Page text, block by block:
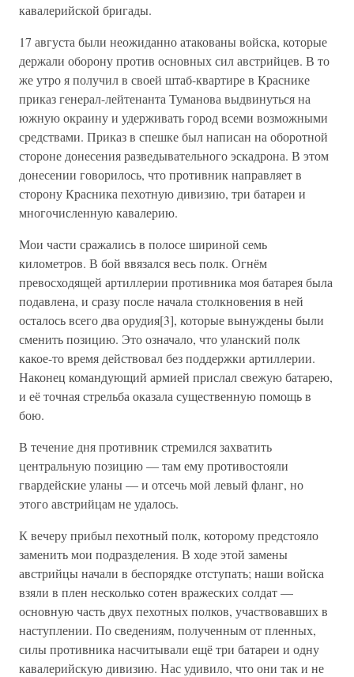
кавалерийской бригады.
17 августа были неожиданно атакованы войска, которые
держали оборону против основных сил австрийцев. В то
же утро я получил в своей штаб-квартире в Краснике
приказ генерал-лейтенанта Туманова выдвинуться на
южную окраину и удерживать город всеми возможными
средствами. Приказ в спешке был написан на оборотной
стороне донесения разведывательного эскадрона. В этом
донесении говорилось, что противник направляет в
сторону Красника пехотную дивизию, три батареи и
многочисленную кавалерию.
Мои части сражались в полосе шириной семь
километров. В бой ввязался весь полк. Огнём
превосходящей артиллерии противника моя батарея была
подавлена, и сразу после начала столкновения в ней
осталось всего два орудия[3], которые вынуждены были
сменить позицию. Это означало, что уланский полк
какое-то время действовал без поддержки артиллерии.
Наконец командующий армией прислал свежую батарею,
и её точная стрельба оказала существенную помощь в
бою.
В течение дня противник стремился захватить
центральную позицию — там ему противостояли
гвардейские уланы — и отсечь мой левый фланг, но
этого австрийцам не удалось.
К вечеру прибыл пехотный полк, которому предстояло
заменить мои подразделения. В ходе этой замены
австрийцы начали в беспорядке отступать; наши войска
взяли в плен несколько сотен вражеских солдат —
основную часть двух пехотных полков, участвовавших в
наступлении. По сведениям, полученным от пленных,
силы противника насчитывали ещё три батареи и одну
кавалерийскую дивизию. Нас удивило, что они так и не